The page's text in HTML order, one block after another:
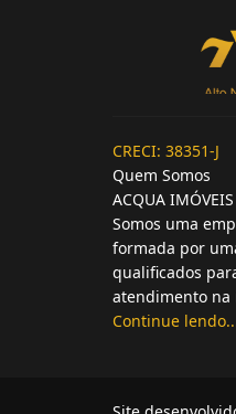
CRECI: 38351-J
Quem Somos
ACQUA
Somos uma
formada por
qualificados
atendimento na
Continue